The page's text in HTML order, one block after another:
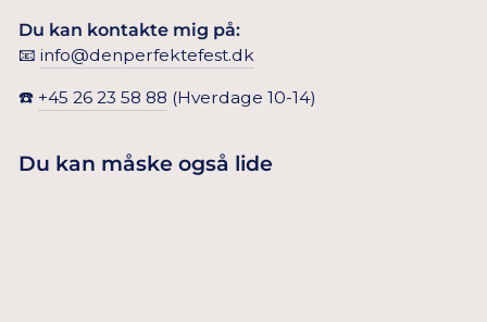
Du kan kontakte mig på:
📧 info@denperfektefest.dk
☎️ +45 26 23 58 88 (Hverdage 10-14)
Du kan måske også lide